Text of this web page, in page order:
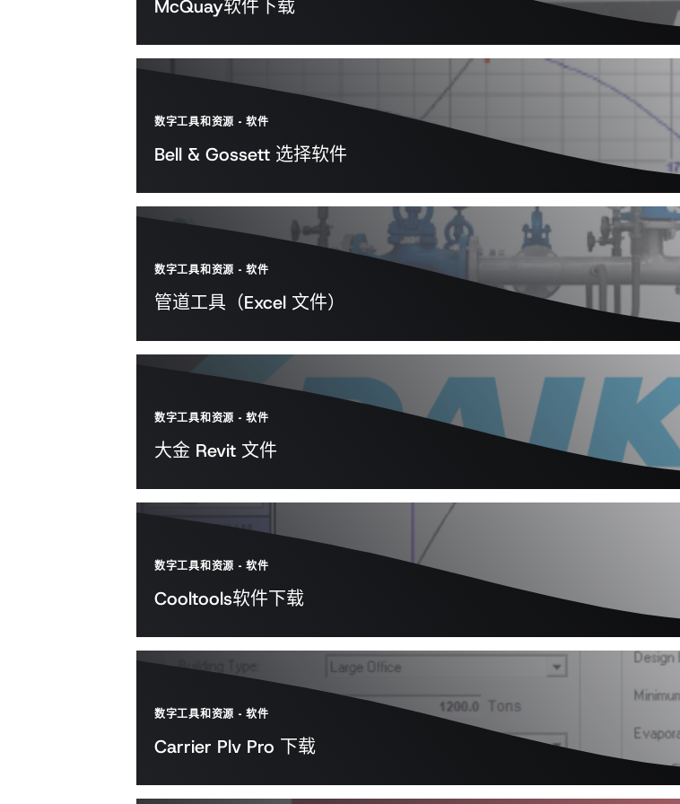
McQuay软件下载
数字工具和资源 -软件
Bell & Gossett 选择软件
数字工具和资源 -软件
管道工具（Excel 文件）
数字工具和资源 -软件
大金 Revit 文件
数字工具和资源 -软件
Cooltools软件下载
数字工具和资源 -软件
Carrier Plv Pro 下载